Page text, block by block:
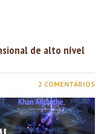
de alto nível
2 COMENTÁRIOS